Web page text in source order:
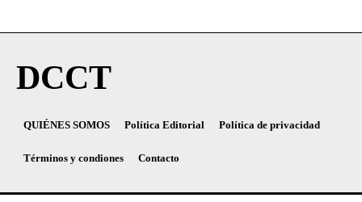
DCCT
QUIÉNES SOMOS Política Editorial Política de privacidad
Términos y condiones Contacto